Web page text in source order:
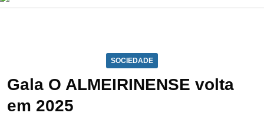
SOCIEDADE
Gala O ALMEIRINENSE volta
em 2025